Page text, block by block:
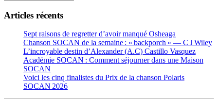
Articles récents
Sept raisons de regretter d’avoir manqué Osheaga
Chanson SOCAN de la semaine : « backporch » — C J Wiley
L’incroyable destin d’Alexander (A.C) Castillo Vasquez
Académie SOCAN : Comment séjourner dans une Maison
SOCAN
Voici les cinq finalistes du Prix de la chanson Polaris
SOCAN 2026